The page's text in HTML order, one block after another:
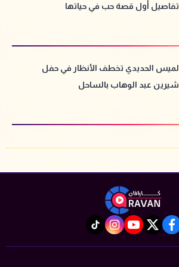
تفاصيل أول قصة حب في حياتها
لميس الحديدي تخطف الأنظار في حفل
شيرين عبد الوهاب بالساحل
facebook
twitter
youtube
instagram
tiktok